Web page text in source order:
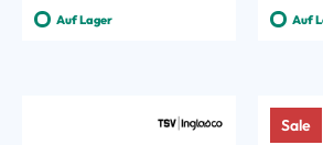
Auf Lager Auf
Sale